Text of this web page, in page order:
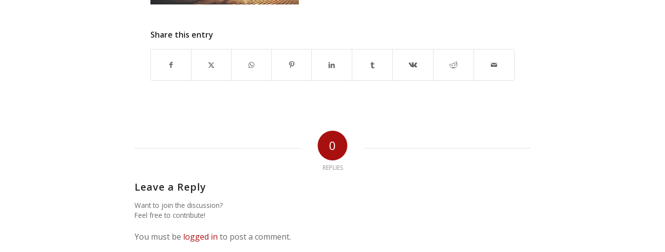
Share this entry
0
REPLIES
Leave a Reply
Want to join the discussion?
Feel free to contribute!
You must be logged in to post a comment.